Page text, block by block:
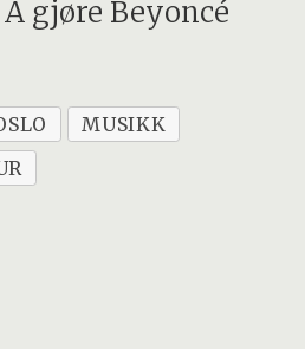
Å gjøre Beyoncé
MUSIKK